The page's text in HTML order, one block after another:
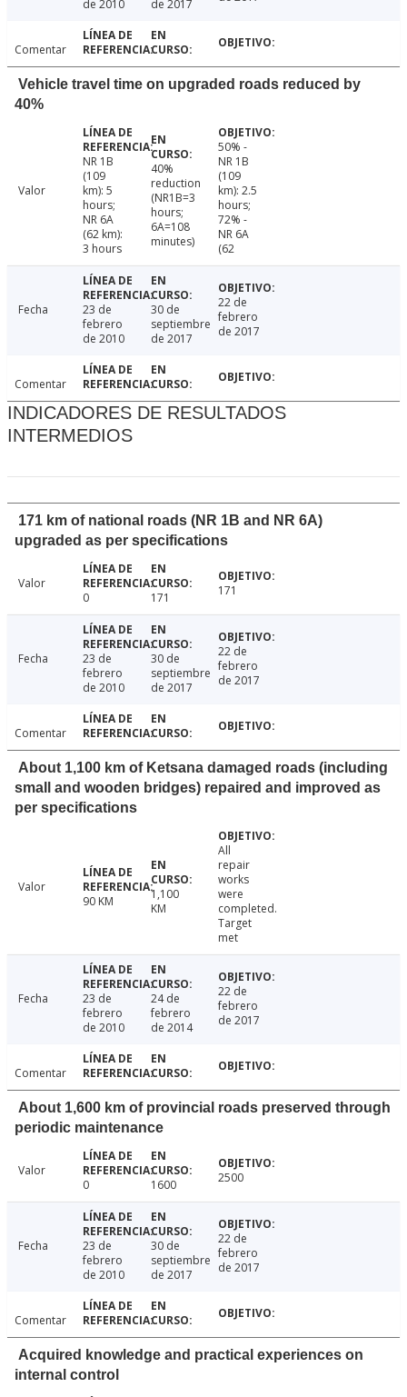
de 2010 de 2017
Comentar
Vehicle travel time on upgraded roads reduced by
40%
Valor
NR 1B
(109
km): 5
hours;
NR 6A
(62 km):
3 hours
40%
reduction
(NR1B=3
hours;
6A=108
minutes)
50% -
NR 1B
(109
km): 2.5
hours;
72% -
NR 6A
(62
Fecha
23 de
febrero
de 2010
30 de
septiembre
de 2017
22 de
febrero
de 2017
Comentar
INDICADORES DE RESULTADOS
INTERMEDIOS
171 km of national roads (NR 1B and NR 6A)
upgraded as per specifications
Valor
0
171 171
Fecha
23 de
febrero
de 2010
30 de
septiembre
de 2017
22 de
febrero
de 2017
Comentar
About 1,100 km of Ketsana damaged roads (including
small and wooden bridges) repaired and improved as
per specifications
Valor
90 KM
1,100
KM
All
repair
works
were
completed.
Target
met
Fecha
23 de
febrero
de 2010
24 de
febrero
de 2014
22 de
febrero
de 2017
Comentar
About 1,600 km of provincial roads preserved through
periodic maintenance
Valor
0
1600 2500
Fecha
23 de
febrero
de 2010
30 de
septiembre
de 2017
22 de
febrero
de 2017
Comentar
Acquired knowledge and practical experiences on
internal control